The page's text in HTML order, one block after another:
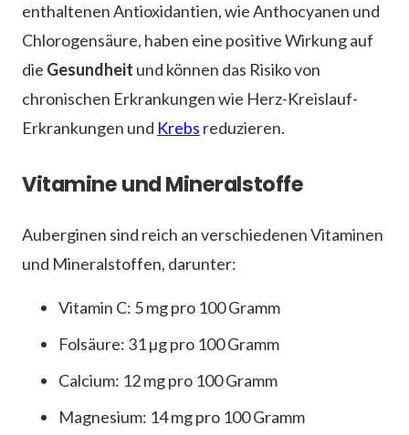
enthaltenen Antioxidantien, wie Anthocyanen und
Chlorogensäure, haben eine positive Wirkung auf
die Gesundheit und können das Risiko von
chronischen Erkrankungen wie Herz-Kreislauf-
Erkrankungen und Krebs reduzieren.
Vitamine und Mineralstoffe
Auberginen sind reich an verschiedenen Vitaminen
und Mineralstoffen, darunter:
Vitamin C: 5 mg pro 100 Gramm
Folsäure: 31 µg pro 100 Gramm
Calcium: 12 mg pro 100 Gramm
Magnesium: 14 mg pro 100 Gramm